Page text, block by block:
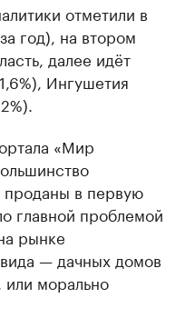
отметили в
год), на втором
далее идёт
Ингушетия
«Мир
проданы в первую
главной проблемой
рынке
— дачных домов
морально